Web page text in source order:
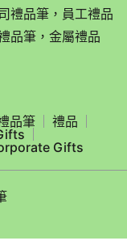
禮品筆，員工禮品
品筆，金屬禮品
品筆
禮品
Gifts